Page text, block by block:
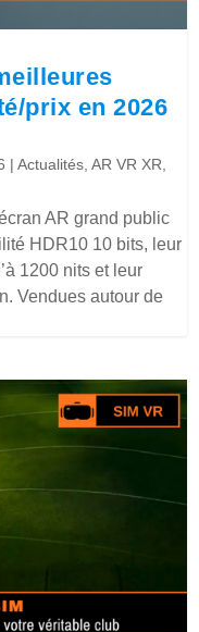
prix en 2026
|Actualités ,AR VR XR
AR grand public
HDR10 10 bits, leur
1200 nits et leur
Vendues autour de